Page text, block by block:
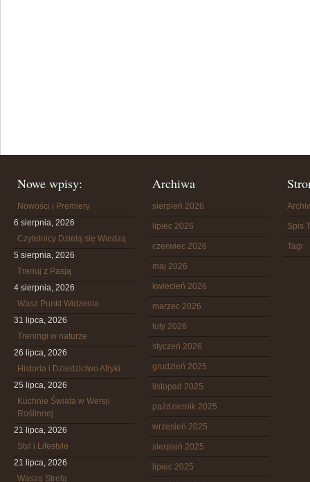
Nowe wpisy:
Nowości i Premiery
6 sierpnia, 2026
Czytelnicy Dzielą się Wiedzą
5 sierpnia, 2026
Trenuj z Pasją
4 sierpnia, 2026
Wasz Punkt Widzenia
31 lipca, 2026
Treningi w naturze
26 lipca, 2026
Historia i Dziedzictwo Afryki
25 lipca, 2026
Kuchnie Świata w Wersji
Roślinnej
21 lipca, 2026
Styl i Lifestyle
21 lipca, 2026
Wasza Strefa
Archiwa
sierpień 2026
lipiec 2026
czerwiec 2026
maj 2026
kwiecień 2026
marzec 2026
luty 2026
styczeń 2026
grudzień 2025
listopad 2025
październik 2025
wrzesień 2025
sierpień 2025
lipiec 2025
Spis
Tagi